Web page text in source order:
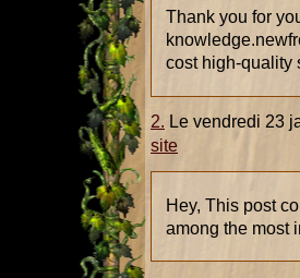
Thank you for
cost high-quality
2. Le vendredi 23
site
Hey, This post
among the most